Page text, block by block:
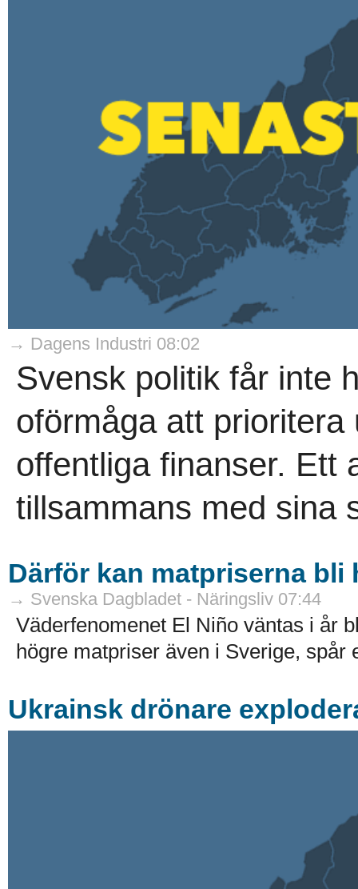
→ Dagens Industri 08:02
Svensk politik får inte
oförmåga att
offentliga finanser. Ett
tillsammans med sina
Därför kan matpriserna bli
→ Svenska Dagbladet - Näringsliv 07:44
Väderfenomenet El Niño väntas i år
högre matpriser även i Sverige, spår
Ukrainsk drönare